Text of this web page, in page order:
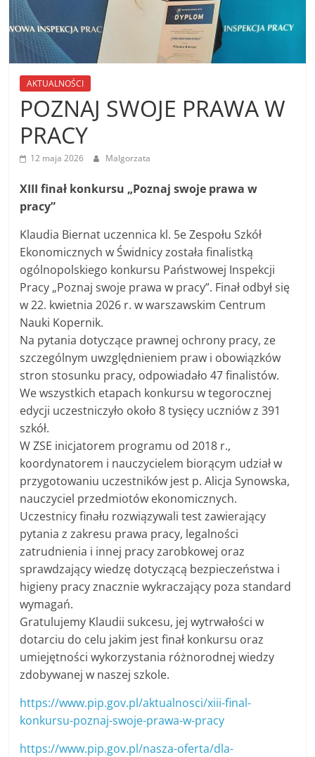
AKTUALNOŚCI
POZNAJ SWOJE PRAWA W
PRACY
12 maja 2026 Malgorzata
XIII finał konkursu „Poznaj swoje prawa w
pracy”
Klaudia Biernat uczennica kl. 5e Zespołu Szkół
Ekonomicznych w Świdnicy została finalistką
ogólnopolskiego konkursu Państwowej Inspekcji
Pracy „Poznaj swoje prawa w pracy”. Finał odbył się
w 22. kwietnia 2026 r. w warszawskim Centrum
Nauki Kopernik.
Na pytania dotyczące prawnej ochrony pracy, ze
szczególnym uwzględnieniem praw i obowiązków
stron stosunku pracy, odpowiadało 47 finalistów.
We wszystkich etapach konkursu w tegorocznej
edycji uczestniczyło około 8 tysięcy uczniów z 391
szkół.
W ZSE inicjatorem programu od 2018 r.,
koordynatorem i nauczycielem biorącym udział w
przygotowaniu uczestników jest p. Alicja Synowska,
nauczyciel przedmiotów ekonomicznych.
Uczestnicy finału rozwiązywali test zawierający
pytania z zakresu prawa pracy, legalności
zatrudnienia i innej pracy zarobkowej oraz
sprawdzający wiedzę dotyczącą bezpieczeństwa i
higieny pracy znacznie wykraczający poza standard
wymagań.
Gratulujemy Klaudii sukcesu, jej wytrwałości w
dotarciu do celu jakim jest finał konkursu oraz
umiejętności wykorzystania różnorodnej wiedzy
zdobywanej w naszej szkole.
https://www.pip.gov.pl/aktualnosci/xiii-final-
konkursu-poznaj-swoje-prawa-w-pracy
https://www.pip.gov.pl/nasza-oferta/dla-